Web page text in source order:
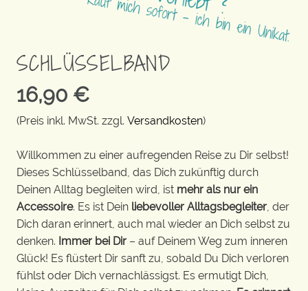
SCHLÜSSELBAND
16,90 €
(Preis inkl. MwSt. zzgl. Versandkosten)
Willkommen zu einer aufregenden Reise zu Dir selbst!
Dieses Schlüsselband, das Dich zukünftig durch
Deinen Alltag begleiten wird, ist mehr als nur ein
Accessoire. Es ist Dein liebevoller Alltagsbegleiter , der
Dich daran erinnert, auch mal wieder an Dich selbst zu
denken. Immer bei Dir – auf Deinem Weg zum inneren
Glück! Es flüstert Dir sanft zu, sobald Du Dich verloren
fühlst oder Dich vernachlässigst. Es ermutigt Dich,